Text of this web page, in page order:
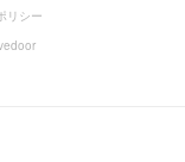
リシー